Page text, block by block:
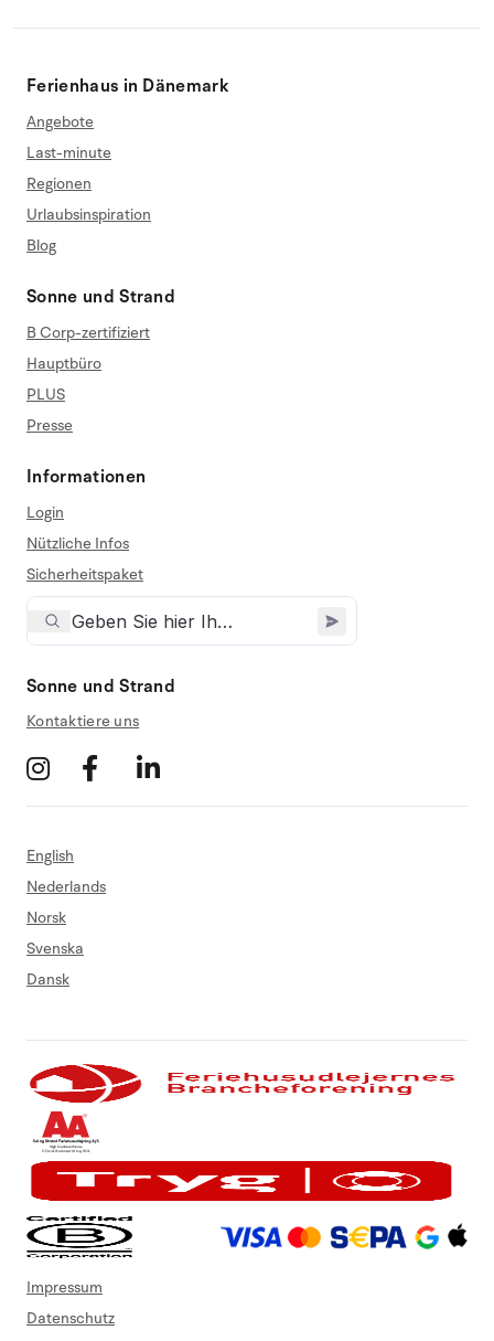
Ferienhaus in Dänemark
Angebote
Last-minute
Regionen
Urlaubsinspiration
Blog
Sonne und Strand
B Corp-zertifiziert
Hauptbüro
PLUS
Presse
Informationen
Login
Nützliche Infos
Sicherheitspaket
Sonne und Strand
Kontaktiere uns
English
Nederlands
Norsk
Svenska
Dansk
Impressum
Datenschutz